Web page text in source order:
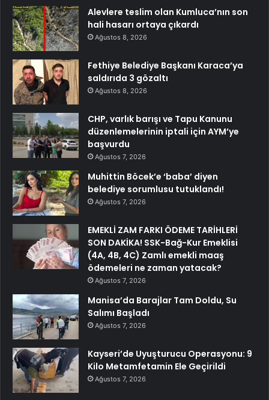
Alevlere teslim olan Kumluca’nın son
hali hasarı ortaya çıkardı
Ağustos 8, 2026
Fethiye Belediye Başkanı Karaca’ya
saldırıda 3 gözaltı
Ağustos 8, 2026
CHP, varlık barışı ve Tapu Kanunu
düzenlemelerinin iptali için AYM’ye
başvurdu
Ağustos 7, 2026
Muhittin Böcek’e ‘baba’ diyen
belediye sorumlusu tutuklandı!
Ağustos 7, 2026
EMEKLİ ZAM FARKI ÖDEME TARİHLERİ
SON DAKİKA! SSK-Bağ-Kur Emeklisi
(4A, 4B, 4C) Zamlı emekli maaş
ödemeleri ne zaman yatacak?
Ağustos 7, 2026
Manisa’da Barajlar Tam Doldu, Su
Salımı Başladı
Ağustos 7, 2026
Kayseri’de Uyuşturucu Operasyonu: 9
Kilo Metamfetamin Ele Geçirildi
Ağustos 7, 2026